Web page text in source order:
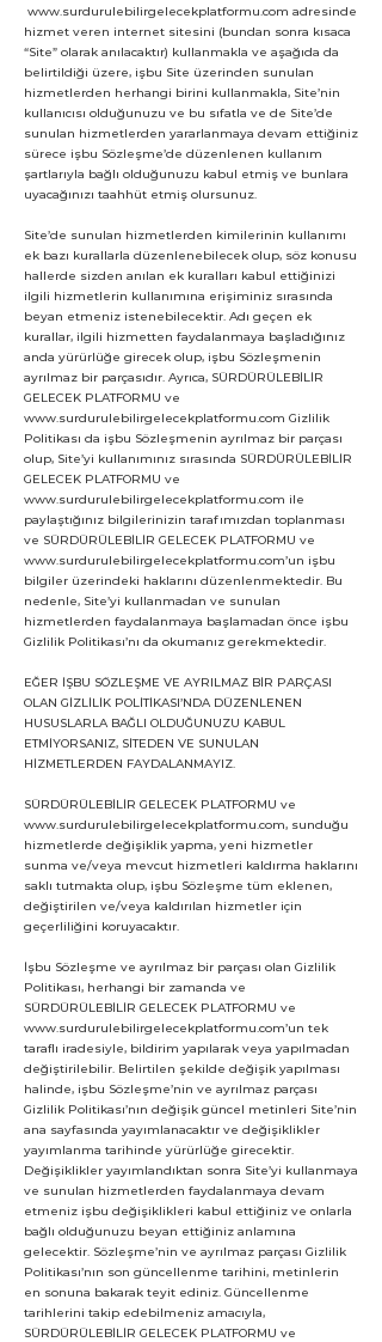
www.surdurulebilirgelecekplatformu.com adresinde
hizmet veren internet sitesini (bundan sonra kısaca
“Site” olarak anılacaktır) kullanmakla ve aşağıda da
belirtildiği üzere, işbu Site üzerinden sunulan
hizmetlerden herhangi birini kullanmakla, Site’nin
kullanıcısı olduğunuzu ve bu sıfatla ve de Site’de
sunulan hizmetlerden yararlanmaya devam ettiğiniz
sürece işbu Sözleşme’de düzenlenen kullanım
şartlarıyla bağlı olduğunuzu kabul etmiş ve bunlara
uyacağınızı taahhüt etmiş olursunuz.
Site’de sunulan hizmetlerden kimilerinin kullanımı
ek bazı kurallarla düzenlenebilecek olup, söz konusu
hallerde sizden anılan ek kuralları kabul ettiğinizi
ilgili hizmetlerin kullanımına erişiminiz sırasında
beyan etmeniz istenebilecektir. Adı geçen ek
kurallar, ilgili hizmetten faydalanmaya başladığınız
anda yürürlüğe girecek olup, işbu Sözleşmenin
ayrılmaz bir parçasıdır. Ayrıca, SÜRDÜRÜLEBİLİR
GELECEK PLATFORMU ve
www.surdurulebilirgelecekplatformu.com Gizlilik
Politikası da işbu Sözleşmenin ayrılmaz bir parçası
olup, Site’yi kullanımınız sırasında SÜRDÜRÜLEBİLİR
GELECEK PLATFORMU ve
www.surdurulebilirgelecekplatformu.com ile
paylaştığınız bilgilerinizin tarafımızdan toplanması
ve SÜRDÜRÜLEBİLİR GELECEK PLATFORMU ve
www.surdurulebilirgelecekplatformu.com’un işbu
bilgiler üzerindeki haklarını düzenlenmektedir. Bu
nedenle, Site’yi kullanmadan ve sunulan
hizmetlerden faydalanmaya başlamadan önce işbu
Gizlilik Politikası’nı da okumanız gerekmektedir.
EĞER İŞBU SÖZLEŞME VE AYRILMAZ BİR PARÇASI
OLAN GİZLİLİK POLİTİKASI’NDA DÜZENLENEN
HUSUSLARLA BAĞLI OLDUĞUNUZU KABUL
ETMİYORSANIZ, SİTEDEN VE SUNULAN
HİZMETLERDEN FAYDALANMAYIZ.
SÜRDÜRÜLEBİLİR GELECEK PLATFORMU ve
www.surdurulebilirgelecekplatformu.com, sunduğu
hizmetlerde değişiklik yapma, yeni hizmetler
sunma ve/veya mevcut hizmetleri kaldırma haklarını
saklı tutmakta olup, işbu Sözleşme tüm eklenen,
değiştirilen ve/veya kaldırılan hizmetler için
geçerliliğini koruyacaktır.
İşbu Sözleşme ve ayrılmaz bir parçası olan Gizlilik
Politikası, herhangi bir zamanda ve
SÜRDÜRÜLEBİLİR GELECEK PLATFORMU ve
www.surdurulebilirgelecekplatformu.com’un tek
taraflı iradesiyle, bildirim yapılarak veya yapılmadan
değiştirilebilir. Belirtilen şekilde değişik yapılması
halinde, işbu Sözleşme’nin ve ayrılmaz parçası
Gizlilik Politikası’nın değişik güncel metinleri Site’nin
ana sayfasında yayımlanacaktır ve değişiklikler
yayımlanma tarihinde yürürlüğe girecektir.
Değişiklikler yayımlandıktan sonra Site’yi kullanmaya
ve sunulan hizmetlerden faydalanmaya devam
etmeniz işbu değişiklikleri kabul ettiğiniz ve onlarla
bağlı olduğunuzu beyan ettiğiniz anlamına
gelecektir. Sözleşme’nin ve ayrılmaz parçası Gizlilik
Politikası’nın son güncellenme tarihini, metinlerin
en sonuna bakarak teyit ediniz. Güncellenme
tarihlerini takip edebilmeniz amacıyla,
SÜRDÜRÜLEBİLİR GELECEK PLATFORMU ve